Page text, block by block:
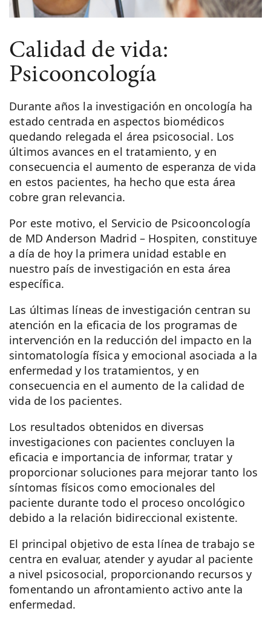
Calidad de vida:
Psicooncología
Durante años la investigación en oncología ha
estado centrada en aspectos biomédicos
quedando relegada el área psicosocial. Los
últimos avances en el tratamiento, y en
consecuencia el aumento de esperanza de vida
en estos pacientes, ha hecho que esta área
cobre gran relevancia.
Por este motivo, el Servicio de Psicooncología
de MD Anderson Madrid – Hospiten, constituye
a día de hoy la primera unidad estable en
nuestro país de investigación en esta área
específica.
Las últimas líneas de investigación centran su
atención en la eficacia de los programas de
intervención en la reducción del impacto en la
sintomatología física y emocional asociada a la
enfermedad y los tratamientos, y en
consecuencia en el aumento de la calidad de
vida de los pacientes.
Los resultados obtenidos en diversas
investigaciones con pacientes concluyen la
eficacia e importancia de informar, tratar y
proporcionar soluciones para mejorar tanto los
síntomas físicos como emocionales del
paciente durante todo el proceso oncológico
debido a la relación bidireccional existente.
El principal objetivo de esta línea de trabajo se
centra en evaluar, atender y ayudar al paciente
a nivel psicosocial, proporcionando recursos y
fomentando un afrontamiento activo ante la
enfermedad.